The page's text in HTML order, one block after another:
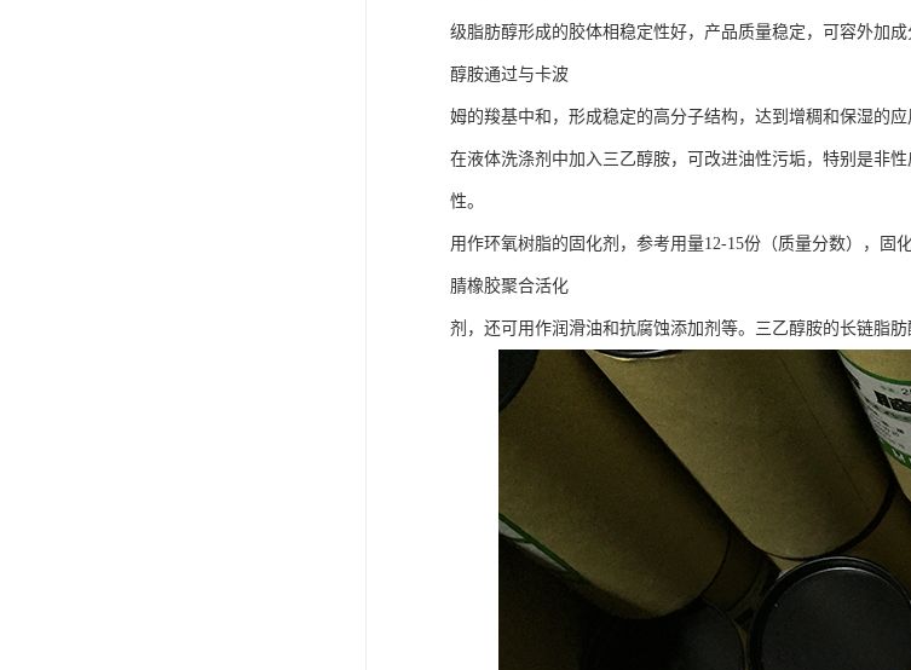
级脂肪醇形成的胶体相稳定性好，产品质量稳定，可容外加
醇胺通过与卡波
姆的羧基中和，形成稳定的高分子结构，达到增稠和保湿的应
在液体洗涤剂中加入三乙醇胺，可改进油性污垢，特别是非
性。
用作环氧树脂的固化剂，参考用量12-15份（质量分数），
腈橡胶聚合活化
剂，还可用作润滑油和抗腐蚀添加剂等。三乙醇胺的长链脂